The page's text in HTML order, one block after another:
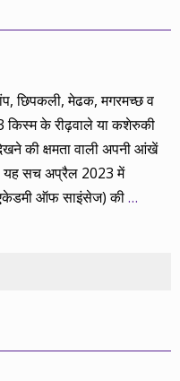
छिपकली, मेढक, मगरमच्छ व
किस्म के रीढ़वाले या कशेरुकी
की क्षमता वाली अपनी आंखें
यह सच अप्रैल 2023 में
ऑफ साइंसेज) की…